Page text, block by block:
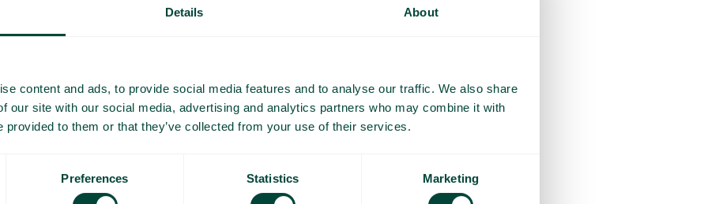
Details About
content and ads, to provide social media features and to analyse our traffic. We also share
our site with our social media, advertising and analytics partners who may combine it with
provided to them or that they’ve collected from your use of their services.
Preferences Statistics Marketing
Näin kapasiteetti on rajallinen, mikä vaikeuttaa tilapäisten kysyntäpiikkien
voi siis tarjota riittävästi verkkokapasiteettia, jotta varmistat, että aina riittää
jossa on lisenssipohjainen liiketoimintamalli, avulla voit vähentää kulujasi
vähentämään henkilöstöä. Lisäksi vältyt fyysisiin kytkimiin liittyviltä
tarkoittaa, että sinun tarvitsee maksaa vain juuri tarvitsemastasi kapasiteetista. Voit